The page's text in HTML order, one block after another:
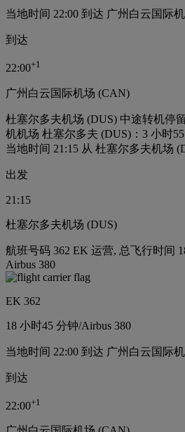
当地时间 22:00 到达 广州白云国际
到达
22:00+1
广州白云国际机场 (CAN)
杜塞尔多夫机场 (DUS) 中途转机停
机机场 杜塞尔多夫 (DUS)：3 小时
当地时间 21:15 从 杜塞尔多夫机场
出发
21:15
杜塞尔多夫机场 (DUS)
航班号码 362 EK 运营, 总飞行时间
Airbus 380
EK 362
18 小时45 分钟/Airbus 380
当地时间 22:00 到达 广州白云国际
到达
22:00+1